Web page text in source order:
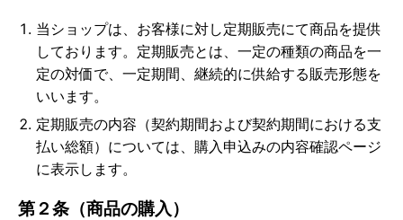
当ショップは、お客様に対し定期販売にて商品を提供
しております。定期販売とは、一定の種類の商品を一
定の対価で、一定期間、継続的に供給する販売形態を
いいます。
定期販売の内容（契約期間および契約期間における支
払い総額）については、購入申込みの内容確認ページ
に表示します。
第２条（商品の購入）